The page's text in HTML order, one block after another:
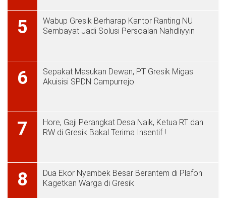
5
Wabup Gresik Berharap Kantor Ranting NU
Sembayat Jadi Solusi Persoalan Nahdliyyin
6
Sepakat Masukan Dewan, PT Gresik Migas
Akuisisi SPDN Campurrejo
7
Hore, Gaji Perangkat Desa Naik, Ketua RT dan
RW di Gresik Bakal Terima Insentif !
8
Dua Ekor Nyambek Besar Berantem di Plafon
Kagetkan Warga di Gresik